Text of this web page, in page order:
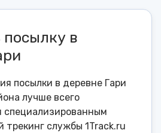
в
посылки в деревне Гари
лучше всего
специализированным
трекинг службы 1Track.ru